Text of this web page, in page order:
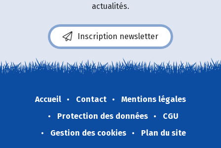
actualités.
Inscription newsletter
Accueil Contact
Mentions légales
Protection des données
CGU
Gestion des cookies
Plan du site